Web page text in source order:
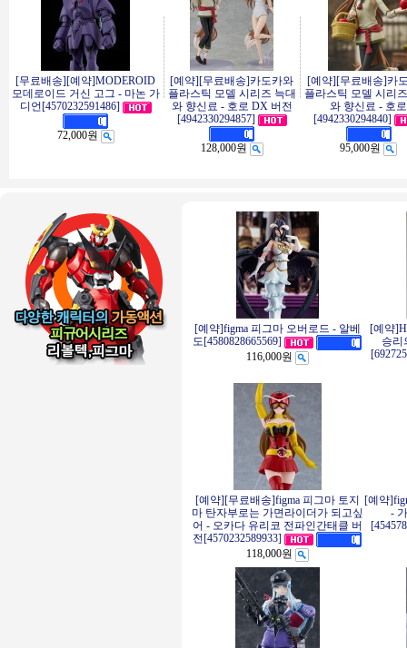
[무료배송][예약]MODEROID
모데로이드 거신 고그 - 마논 가
디언[4570232591486]
72,000원
[예약][무료배송]카도카와
플라스틱 모델 시리즈 늑대
와 향신료 - 호로 DX 버전
[4942330294857]
128,000원
[예약][무료배송]카
플라스틱 모델 시리
와 향신료 - 호로
[4942330294840]
95,000원
[예약]figma 피그마 오버로드 - 알베
도[4580828665569]
116,000원
[예약
승리
[예약][무료배송]figma 피그마 토지
마 탄자부로는 가면라이더가 되고싶
어 - 오카다 유리코 전파인간태클 버
전[4570232589933]
118,000원
[예약
-